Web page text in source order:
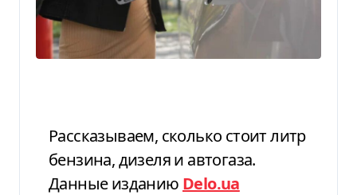
Рассказываем, сколько стоит литр
бензина, дизеля и автогаза.
Данные изданию Delo.ua